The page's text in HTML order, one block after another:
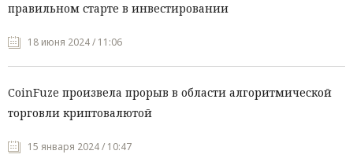
правильном старте в инвестировании
18 июня 2024 / 11:06
CoinFuze произвела прорыв в области алгоритмической
торговли криптовалютой
15 января 2024 / 10:47